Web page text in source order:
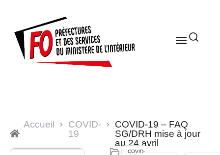
Accueil
COVID-
19
COVID-19 – FAQ
SG/DRH mise à jour
au 24 avril
COVID-